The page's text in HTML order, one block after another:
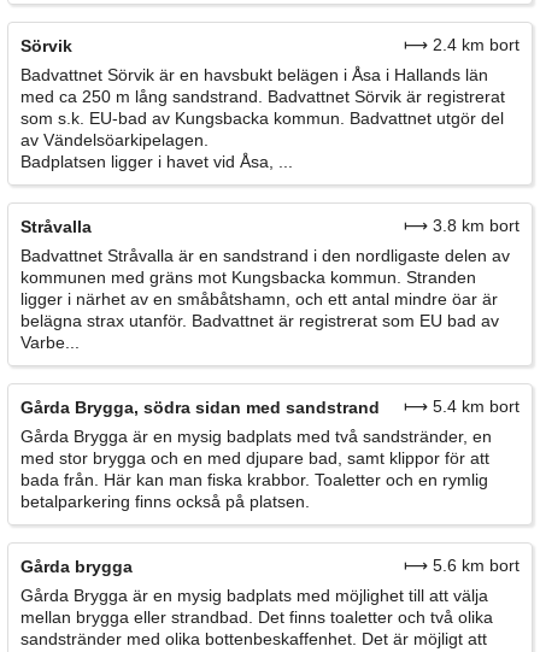
Sörvik
⟼ 2.4 km bort
Badvattnet Sörvik är en havsbukt belägen i Åsa i Hallands län
med ca 250 m lång sandstrand. Badvattnet Sörvik är registrerat
som s.k. EU-bad av Kungsbacka kommun. Badvattnet utgör del
av Vändelsöarkipelagen.
Badplatsen ligger i havet vid Åsa, ...
Stråvalla
⟼ 3.8 km bort
Badvattnet Stråvalla är en sandstrand i den nordligaste delen av
kommunen med gräns mot Kungsbacka kommun. Stranden
ligger i närhet av en småbåtshamn, och ett antal mindre öar är
belägna strax utanför. Badvattnet är registrerat som EU bad av
Varbe...
Gårda Brygga, södra sidan med sandstrand
⟼ 5.4 km bort
Gårda Brygga är en mysig badplats med två sandstränder, en
med stor brygga och en med djupare bad, samt klippor för att
bada från. Här kan man fiska krabbor. Toaletter och en rymlig
betalparkering finns också på platsen.
Gårda brygga
⟼ 5.6 km bort
Gårda Brygga är en mysig badplats med möjlighet till att välja
mellan brygga eller strandbad. Det finns toaletter och två olika
sandstränder med olika bottenbeskaffenhet. Det är möjligt att